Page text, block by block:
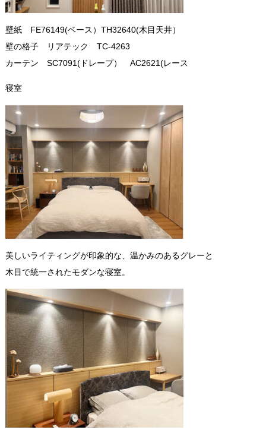
壁紙 FE76149(ベース）TH32640(木目天井）
壁の格子 リアテック
TC-4263
カーテン SC7091(ドレープ） AC2621(レース
寝室
美しいライティングが印象的な、温かみのあるグレーと
木目で統一されたモダンな寝室。